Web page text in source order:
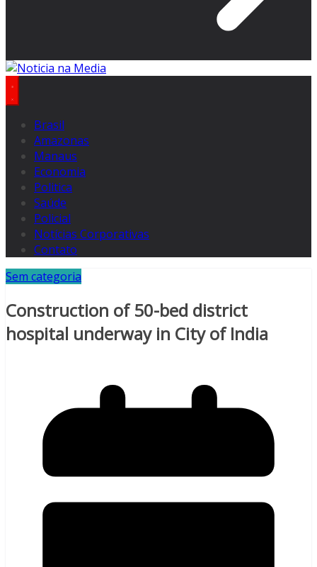
Brasil
Amazonas
Manaus
Economia
Politica
Saúde
Policial
Notícias Corporativas
Contato
Sem categoria
Construction of 50-bed district
hospital underway in City of India